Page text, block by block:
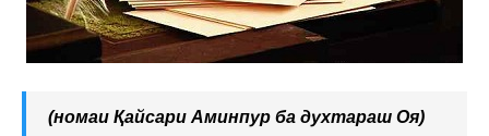
(номаи Қайсари Аминпур ба духтараш Оя)